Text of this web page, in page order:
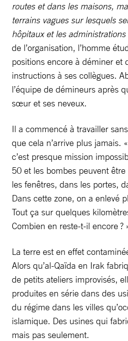
routes et dans les maisons,
terrains vagues sur lesquels
hôpitaux et les administrations
de l’organisation, l’homme
positions encore à déminer et
instructions à ses collègues.
l’équipe de démineurs après
sœur et ses neveux.
Il a commencé à travailler
que cela n’arrive plus jamais.
c’est presque mission
50 et les bombes peuvent être
les fenêtres, dans les portes,
Dans cette zone, on a enlevé
Tout ça sur quelques
Combien en reste-t-il encore ?
La terre est en effet
Alors qu’al-Qaïda en Irak
de petits ateliers improvisés,
produites en série dans des
du régime dans les villes
islamique. Des usines qui
mais pas seulement.